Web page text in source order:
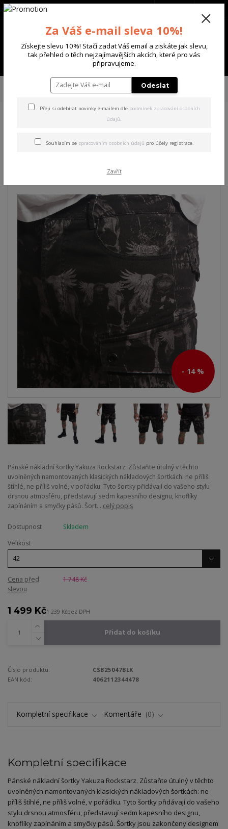
Menu
+420 702 136 620
ŠORTKY
Yakuza pánské cargo šortky Rockstarz Cargo
Rockstarz Cargo Shorts black
- 14 %
Pánské nákladní šortky Yakuza Rockstarz. Zůstaňte útulný v těchto
uvolněných namontovaných klasických nákladových šortkách: ne příliš
štíhlé, ne příliš volné, v pořádku. Tyto šortky přidávají do vašeho stylu
drsnou atmosféru, představují sedm kapesního designu, knoflíky
zapínáním a smyčky pásů. Šort... celý popis
Dostupnost
Skladem
Velikost
Cena před
slevou
1 748 Kč
1 499 Kč1 239 Kčbez DPH
Přidat do košíku
Číslo produktu:
CSB25047BLK
EAN kód:
4062112344478
Kompletní specifikace Komentáře 0
Kompletní specifikace
Pánské nákladní šortky Yakuza Rockstarz. Zůstaňte útulný v těchto
uvolněných namontovaných klasických nákladových šortkách: ne
příliš štíhlé, ne příliš volné, v pořádku. Tyto šortky přidávají do vašeho
stylu drsnou atmosféru, představují sedm kapesního designu,
knoflíky zapínáním a smyčky pásů. Šortky jsou zakončeny designem
Za Váš e-mail sleva 10%!
Získejte slevu 10%! Stačí zadat Váš email a ziskáte jak slevu,
tak přehled o těch nejzajímavějších akcích, které pro vás
připravujeme.
Odeslat
Přeji si odebírat novinky e-mailem dle podmínek zpracování osobních
údajů.
Souhlasím se zpracováním osobních údajů pro účely registrace.
Zavřít